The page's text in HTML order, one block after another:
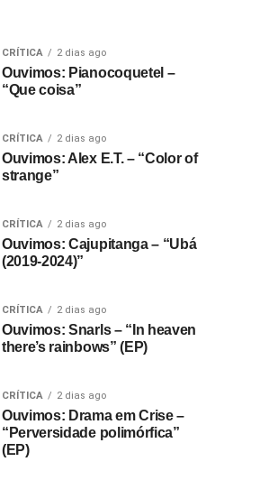
CRÍTICA 2 dias ago
Ouvimos: Pianocoquetel –
“Que coisa”
CRÍTICA 2 dias ago
Ouvimos: Alex E.T. – “Color of
strange”
CRÍTICA 2 dias ago
Ouvimos: Cajupitanga – “Ubá
(2019-2024)”
CRÍTICA 2 dias ago
Ouvimos: Snarls – “In heaven
there’s rainbows” (EP)
CRÍTICA 2 dias ago
Ouvimos: Drama em Crise –
“Perversidade polimórfica”
(EP)